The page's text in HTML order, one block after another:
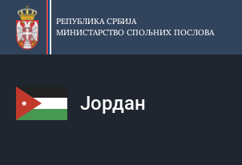
Прескочи
главни
део
РЕПУБЛИКА СРБИЈА
МИНИСТАРСТВО СПОЉНИХ ПОСЛОВА
Јордан